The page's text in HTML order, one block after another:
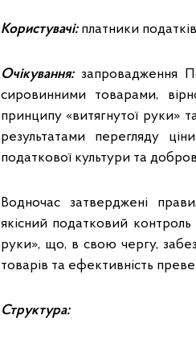
Користувачі:платники
Очікування:запровадження
сировинними товарами,
принципу «витягнутої руки»
результатами перегляду
податкової культури та
Водночас затверджені
якісний податковий
руки», що, в свою чергу,
товарів та ефективність
Структура: